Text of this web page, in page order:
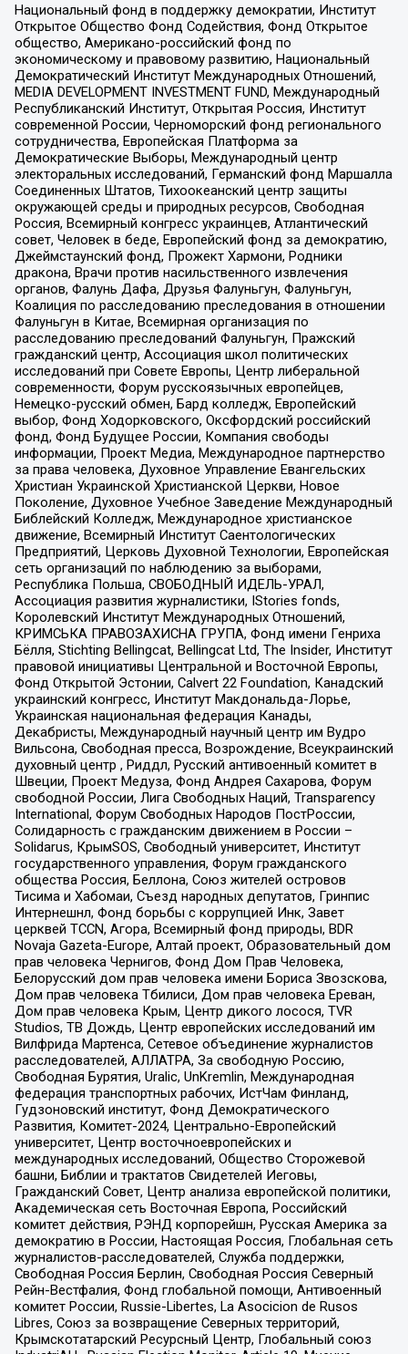
Национальный фонд в поддержку демократии, Институт
Открытое Общество Фонд Содействия, Фонд Открытое
общество, Американо-российский фонд по
экономическому и правовому развитию, Национальный
Демократический Институт Международных Отношений,
MEDIA DEVELOPMENT INVESTMENT FUND, Международный
Республиканский Институт, Открытая Россия, Институт
современной России, Черноморский фонд регионального
сотрудничества, Европейская Платформа за
Демократические Выборы, Международный центр
электоральных исследований, Германский фонд Маршалла
Соединенных Штатов, Тихоокеанский центр защиты
окружающей среды и природных ресурсов, Свободная
Россия, Всемирный конгресс украинцев, Атлантический
совет, Человек в беде, Европейский фонд за демократию,
Джеймстаунский фонд, Прожект Хармони, Родники
дракона, Врачи против насильственного извлечения
органов, Фалунь Дафа, Друзья Фалуньгун, Фалуньгун,
Коалиция по расследованию преследования в отношении
Фалуньгун в Китае, Всемирная организация по
расследованию преследований Фалуньгун, Пражский
гражданский центр, Ассоциация школ политических
исследований при Совете Европы, Центр либеральной
современности, Форум русскоязычных европейцев,
Немецко-русский обмен, Бард колледж, Европейский
выбор, Фонд Ходорковского, Оксфордский российский
фонд, Фонд Будущее России, Компания свободы
информации, Проект Медиа, Международное партнерство
за права человека, Духовное Управление Евангельских
Христиан Украинской Христианской Церкви, Новое
Поколение, Духовное Учебное Заведение Международный
Библейский Колледж, Международное христианское
движение, Всемирный Институт Саентологических
Предприятий, Церковь Духовной Технологии, Европейская
сеть организаций по наблюдению за выборами,
Республика Польша, СВОБОДНЫЙ ИДЕЛЬ-УРАЛ,
Ассоциация развития журналистики, IStories fonds,
Королевский Институт Международных Отношений,
КРИМСЬКА ПРАВОЗАХИСНА ГРУПА, Фонд имени Генриха
Бёлля, Stichting Bellingcat, Bellingcat Ltd, The Insider, Институт
правовой инициативы Центральной и Восточной Европы,
Фонд Открытой Эстонии, Calvert 22 Foundation, Канадский
украинский конгресс, Институт Макдональда-Лорье,
Украинская национальная федерация Канады,
Декабристы, Международный научный центр им Вудро
Вильсона, Свободная пресса, Возрождение, Всеукраинский
духовный центр , Риддл, Русский антивоенный комитет в
Швеции, Проект Медуза, Фонд Андрея Сахарова, Форум
свободной России, Лига Свободных Наций, Transparеncy
International, Форум Свободных Народов ПостРоссии,
Солидарность с гражданским движением в России –
Solidarus, КрымSOS, Свободный университет, Институт
государственного управления, Форум гражданского
общества Россия, Беллона, Союз жителей островов
Тисима и Хабомаи, Съезд народных депутатов, Гринпис
Интернешнл, Фонд борьбы с коррупцией Инк, Завет
церквей TCCN, Агора, Всемирный фонд природы, BDR
Novaja Gazeta-Europe, Алтай проект, Образовательный дом
прав человека Чернигов, Фонд Дом Прав Человека,
Белорусский дом прав человека имени Бориса Звозскова,
Дом прав человека Тбилиси, Дом прав человека Ереван,
Дом прав человека Крым, Центр дикого лосося, TVR
Studios, ТВ Дождь, Центр европейских исследований им
Вилфрида Мартенса, Сетевое объединение журналистов
расследователей, АЛЛАТРА, За свободную Россию,
Свободная Бурятия, Uralic, UnKremlin, Международная
федерация транспортных рабочих, ИстЧам Финланд,
Гудзоновский институт, Фонд Демократического
Развития, Комитет-2024, Центрально-Европейский
университет, Центр восточноевропейских и
международных исследований, Общество Сторожевой
башни, Библии и трактатов Свидетелей Иеговы,
Гражданский Совет, Центр анализа европейской политики,
Академическая сеть Восточная Европа, Российский
комитет действия, РЭНД корпорейшн, Русская Америка за
демократию в России, Настоящая Россия, Глобальная сеть
журналистов-расследователей, Служба поддержки,
Свободная Россия Берлин, Свободная Россия Северный
Рейн-Вестфалия, Фонд глобальной помощи, Антивоенный
комитет России, Russie-Libertes, La Asocicion de Rusos
Libres, Союз за возвращение Северных территорий,
Крымскотатарский Ресурсный Центр, Глобальный союз